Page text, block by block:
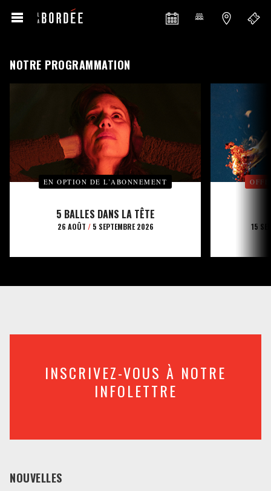
NOTRE PROGRAMMATION
EN OPTION DE L’ABONNEMENT
5 BALLES DANS LA TÊTE
26 AOÛT /5 SEPTEMBRE 2026 15
INSCRIVEZ-VOUS À NOTRE
INFOLETTRE
NOUVELLES